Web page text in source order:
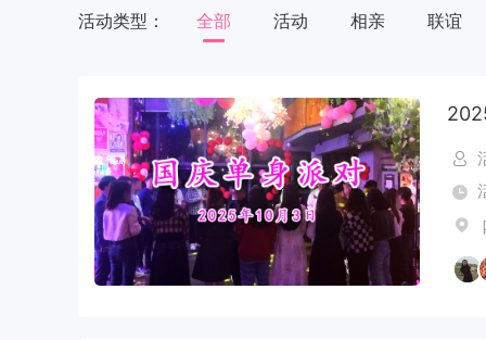
活动类型： 全部 活动 相亲 联谊